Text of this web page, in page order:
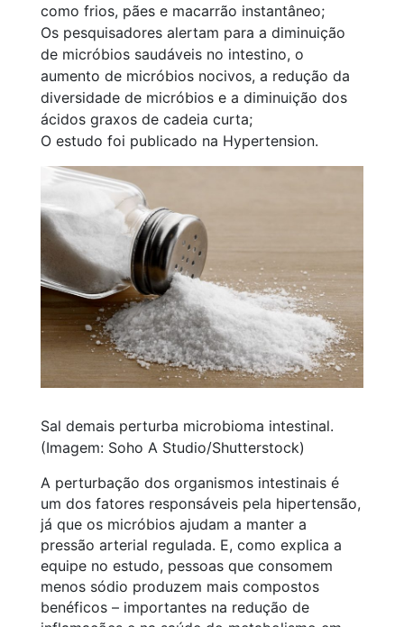
como frios, pães e macarrão instantâneo;
Os pesquisadores alertam para a diminuição
de micróbios saudáveis no intestino, o
aumento de micróbios nocivos, a redução da
diversidade de micróbios e a diminuição dos
ácidos graxos de cadeia curta;
O estudo foi publicado na Hypertension.
Sal demais perturba microbioma intestinal.
(Imagem: Soho A Studio/Shutterstock)
A perturbação dos organismos intestinais é
um dos fatores responsáveis pela hipertensão,
já que os micróbios ajudam a manter a
pressão arterial regulada. E, como explica a
equipe no estudo, pessoas que consomem
menos sódio produzem mais compostos
benéficos – importantes na redução de